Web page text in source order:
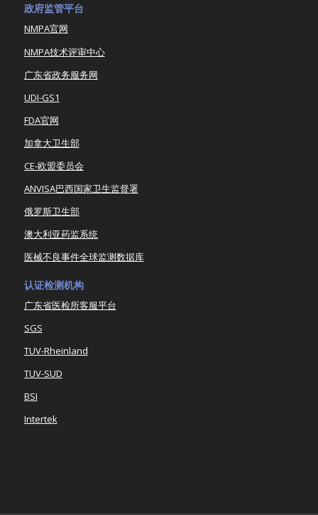
政府监管平台
NMPA官网
NMPA技术评审中心
广东省政务服务网
UDI-GS1
FDA官网
加拿大卫生部
CE-欧盟委员会
ANVISA巴西国家卫生监督署
俄罗斯卫生部
澳大利亚药监系统
医械不良事件全球监测数据库
认证检测机构
广东省医检所客服平台
SGS
TUV-Rheinland
TUV-SUD
BSI
Intertek